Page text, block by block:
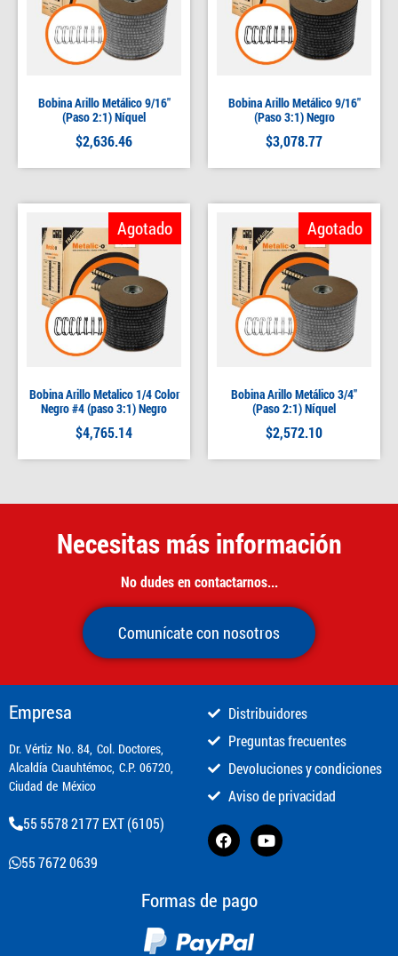
Bobina Arillo Metálico 9/16″
(Paso 2:1) Níquel
$2,636.46
Bobina Arillo Metálico 9/16″
(Paso 3:1) Negro
$3,078.77
Bobina Arillo Metalico 1/4 Color
Negro #4 (paso 3:1) Negro
$4,765.14
Agotado
Bobina Arillo Metálico 3/4″
(Paso 2:1) Níquel
$2,572.10
Agotado
Necesitas más información
No dudes en contactarnos...
Comunícate con nosotros
Empresa
​Dr. Vértiz No. 84, Col. Doctores,
Alcaldía Cuauhtémoc, C.P. 06720,
Ciudad de México
55 5578 2177 EXT (6105)
55 7672 0639
Distribuidores
Preguntas frecuentes
Devoluciones y condiciones
Aviso de privacidad
Formas de pago